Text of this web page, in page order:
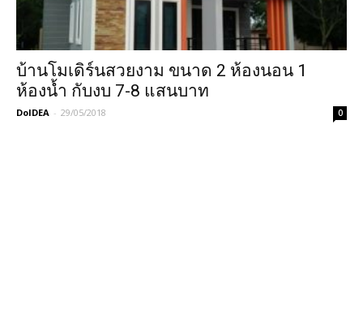
บ้านโมเดิร์นสวยงาม ขนาด 2 ห้องนอน 1
ห้องน้ำ กับงบ 7-8 แสนบาท
DoIDEA - 29/05/2018 0